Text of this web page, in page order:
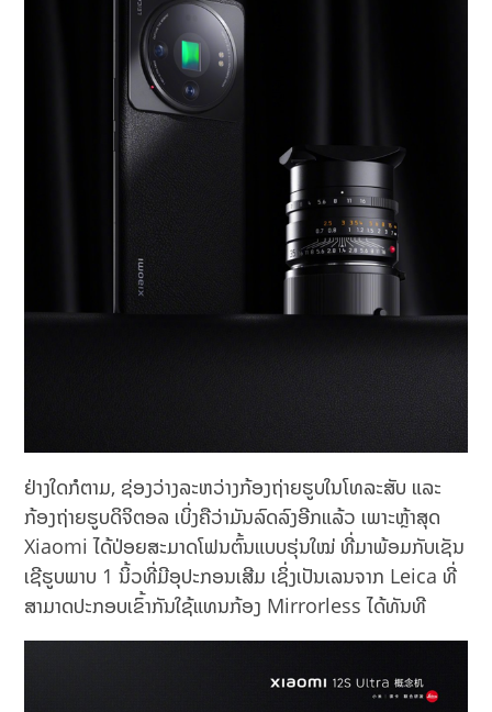
ຢ່າງໃດກໍຕາມ, ຊ່ອງວ່າງລະຫວ່າງກ້ອງຖ່າຍຮູບໃນໂທລະສັບ ແລະ
ກ້ອງຖ່າຍຮູບດິຈິຕອລ ເບິ່ງຄືວ່າມັນລົດລົງອີກແລ້ວ ເພາະຫຼ້າສຸດ
Xiaomi ໄດ້ປ່ອຍສະມາດໂຟນຕົ້ນແບບຮຸ່ນໃໝ່ ທີ່ມາພ້ອມກັບເຊັນ
ເຊີຮູບພາບ 1 ນິ້ວທີ່ມີອຸປະກອນເສີມ ເຊິ່ງເປັນເລນຈາກ Leica ທີ່
ສາມາດປະກອບເຂົ້າກັນໃຊ້ແທນກ້ອງ Mirrorless ໄດ້ທັນທີ